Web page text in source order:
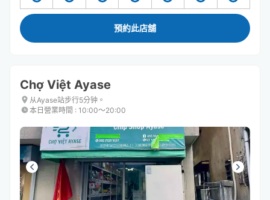
預約此店舖
Chợ Việt Ayase
从Ayase站步行5分钟。
本日營業時間 : 10:00〜20:00